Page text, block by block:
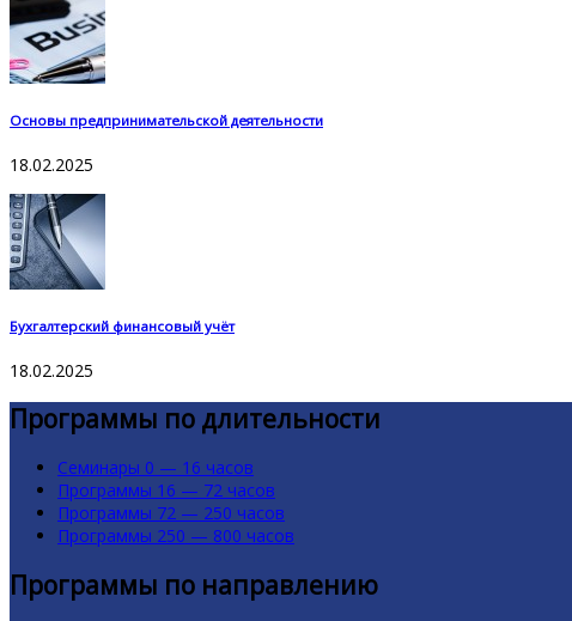
Основы предпринимательской деятельности
18.02.2025
Бухгалтерский финансовый учёт
18.02.2025
Программы по длительности
Семинары 0 — 16 часов
Программы 16 — 72 часов
Программы 72 — 250 часов
Программы 250 — 800 часов
Программы по направлению